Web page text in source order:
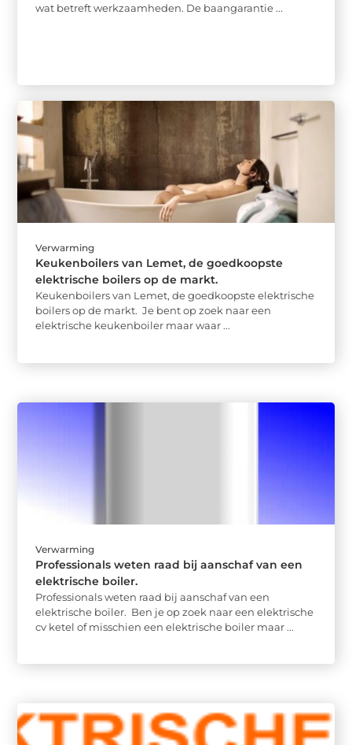
wat betreft werkzaamheden. De baangarantie ...
Verwarming
Keukenboilers van Lemet, de goedkoopste
elektrische boilers op de markt.
Keukenboilers van Lemet, de goedkoopste elektrische
boilers op de markt. Je bent op zoek naar een
elektrische keukenboiler maar waar ...
Verwarming
Professionals weten raad bij aanschaf van een
elektrische boiler.
Professionals weten raad bij aanschaf van een
elektrische boiler. Ben je op zoek naar een elektrische
cv ketel of misschien een elektrische boiler maar ...